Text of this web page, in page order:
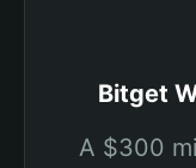
Bitget
A $300